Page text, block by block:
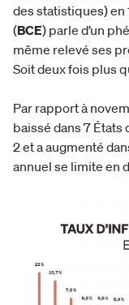
des statistiques) en
(BCE) parle d’un
même relevé ses
Soit deux fois plus
Par rapport à
baissé dans 7 États
2 et a augmenté
annuel se limite en